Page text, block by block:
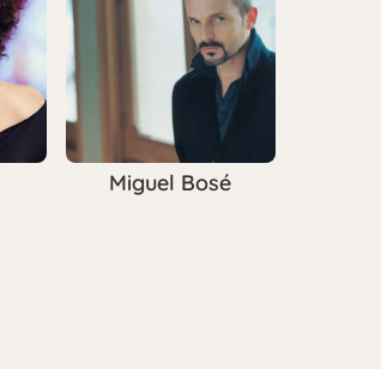
Miguel Bosé